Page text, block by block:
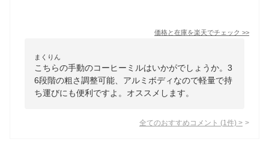
価格と在庫を楽天でチェック >>
まくりん
こちらの手動のコーヒーミルはいかがでしょうか。3
6段階の粗さ調整可能、アルミボディなので軽量で持
ち運びにも便利ですよ。オススメします。
全てのおすすめコメント (1 件) >